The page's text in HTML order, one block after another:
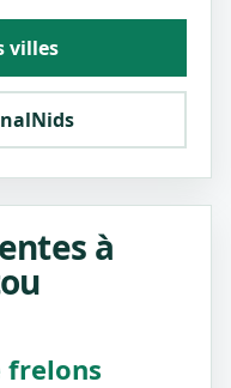
villes
à
frelons